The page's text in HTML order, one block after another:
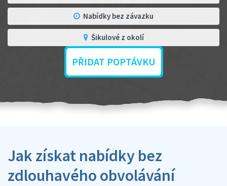
Nabídky bez závazku
Šikulové z okolí
PŘIDAT POPTÁVKU
Jak získat nabídky bez
zdlouhavého obvolávání